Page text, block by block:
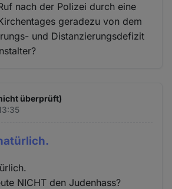
nach der Polizei durch eine
geradezu von dem
und Distanzierungsdefizit
überprüft)
NICHT den Judenhass?